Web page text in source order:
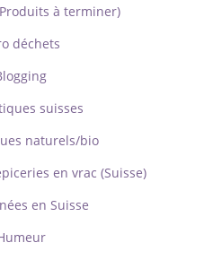
à terminer)
déchets
suisses
naturels/bio
en vrac (Suisse)
en Suisse